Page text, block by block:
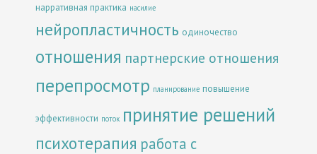
нарративная практика насилие
нейропластичность одиночество
отношения партнерские отношения
перепросмотр планирование повышение
эффективности поток принятие решений
психотерапия работа с